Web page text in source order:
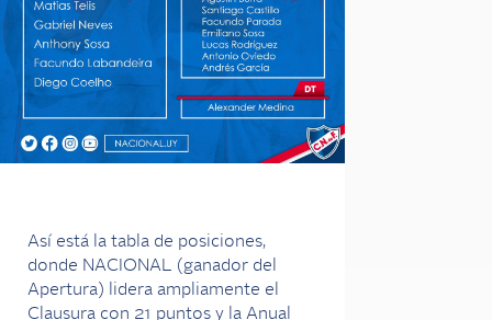
Así está la tabla de posiciones,
donde NACIONAL (ganador del
Apertura) lidera ampliamente el
Clausura con 21 puntos y la Anual